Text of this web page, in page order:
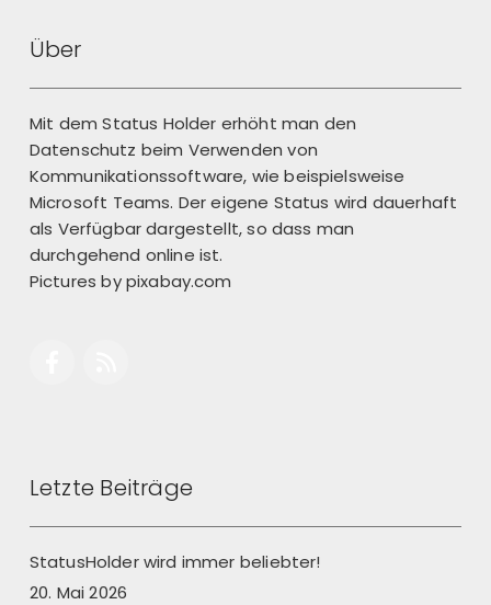
Über
Mit dem Status Holder erhöht man den
Datenschutz beim Verwenden von
Kommunikationssoftware, wie beispielsweise
Microsoft Teams. Der eigene Status wird dauerhaft
als Verfügbar dargestellt, so dass man
durchgehend online ist.
Pictures bypixabay.com
Letzte Beiträge
StatusHolder wird immer beliebter!
20. Mai 2026